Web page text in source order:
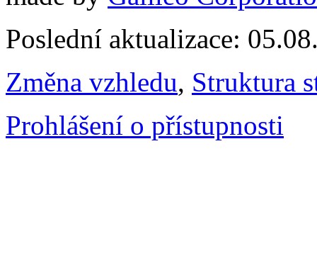
Poslední aktualizace:
Změna vzhledu, Struktura
Prohlášení o přístupnosti